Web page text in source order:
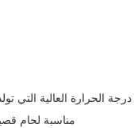
الحرارة العالية
مناسبة لحام